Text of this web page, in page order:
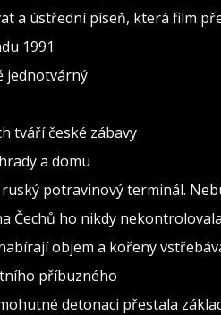
a ústřední píseň, která film
1991
jednotvárný
tváří české zábavy
a domu
potravinový terminál.
Čechů ho nikdy nekontrolovala
objem a kořeny
příbuzného
detonaci přestala